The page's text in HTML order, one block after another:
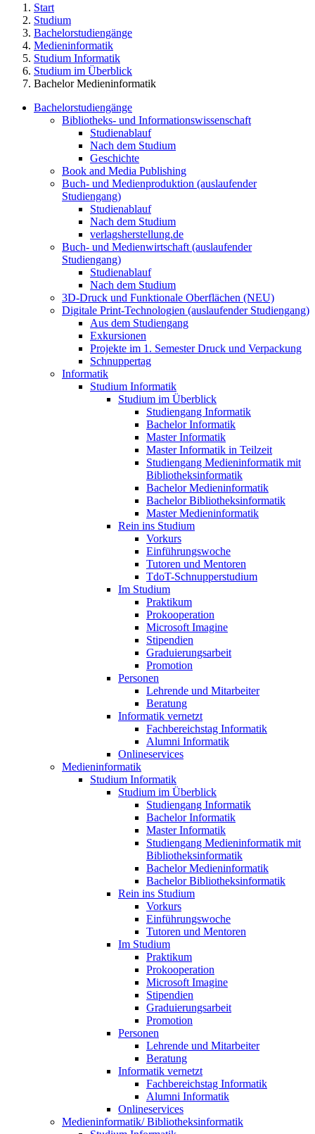
Start
Studium
Bachelorstudiengänge
Medieninformatik
Studium Informatik
Studium im Überblick
Bachelor Medieninformatik
Bachelorstudiengänge
Bibliotheks- und Informationswissenschaft
Studienablauf
Nach dem Studium
Geschichte
Book and Media Publishing
Buch- und Medienproduktion (auslaufender
Studiengang)
Studienablauf
Nach dem Studium
verlagsherstellung.de
Buch- und Medienwirtschaft (auslaufender
Studiengang)
Studienablauf
Nach dem Studium
3D-Druck und Funktionale Oberflächen (NEU)
Digitale Print-Technologien (auslaufender Studiengang)
Aus dem Studiengang
Exkursionen
Projekte im 1. Semester Druck und Verpackung
Schnuppertag
Informatik
Studium Informatik
Studium im Überblick
Studiengang Informatik
Bachelor Informatik
Master Informatik
Master Informatik in Teilzeit
Studiengang Medieninformatik mit
Bibliotheksinformatik
Bachelor Medieninformatik
Bachelor Bibliotheksinformatik
Master Medieninformatik
Rein ins Studium
Vorkurs
Einführungswoche
Tutoren und Mentoren
TdoT-Schnupperstudium
Im Studium
Praktikum
Prokooperation
Microsoft Imagine
Stipendien
Graduierungsarbeit
Promotion
Personen
Lehrende und Mitarbeiter
Beratung
Informatik vernetzt
Fachbereichstag Informatik
Alumni Informatik
Onlineservices
Medieninformatik
Studium Informatik
Studium im Überblick
Studiengang Informatik
Bachelor Informatik
Master Informatik
Studiengang Medieninformatik mit
Bibliotheksinformatik
Bachelor Medieninformatik
Bachelor Bibliotheksinformatik
Rein ins Studium
Vorkurs
Einführungswoche
Tutoren und Mentoren
Im Studium
Praktikum
Prokooperation
Microsoft Imagine
Stipendien
Graduierungsarbeit
Promotion
Personen
Lehrende und Mitarbeiter
Beratung
Informatik vernetzt
Fachbereichstag Informatik
Alumni Informatik
Onlineservices
Medieninformatik/ Bibliotheksinformatik